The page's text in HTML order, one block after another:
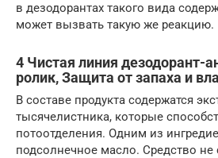
в дезодорантах такого вида
может вызвать такую же реакцию.
4 Чистая линия дезодорант-
ролик, Защита от запаха и
В составе продукта содержатся
тысячелистника, которые
потоотделения. Одним из
подсолнечное масло. Средство не